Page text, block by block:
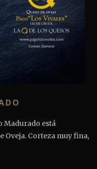
Madurado está
Oveja. Corteza muy fina,